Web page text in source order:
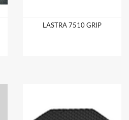
LASTRA 7510 GRIP